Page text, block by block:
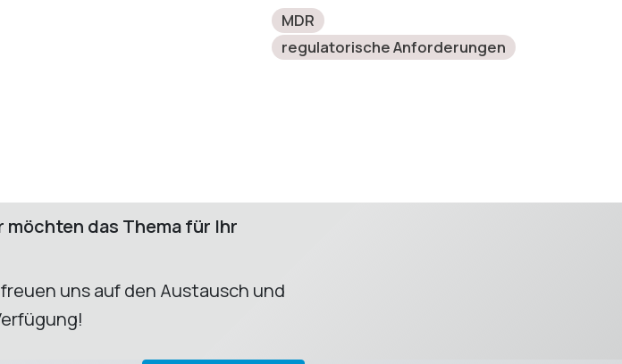
MDR
regulatorische Anforderungen
möchten das Thema für Ihr
uns auf den Austausch und